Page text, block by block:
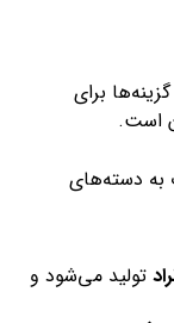
برای
است.
به دسته‌های
تولید می‌شود و